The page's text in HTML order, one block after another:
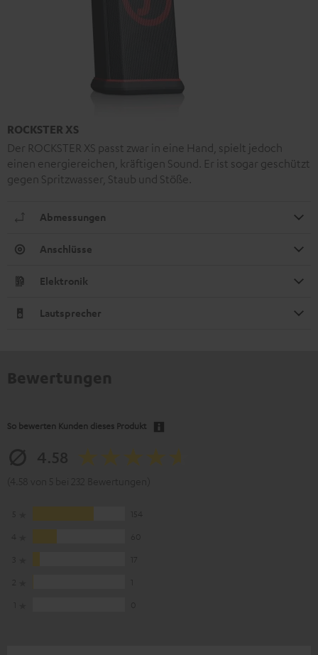
ROCKSTER XS
Der ROCKSTER XS passt zwar in eine Hand, spielt jedoch
einen energiereichen, kräftigen Sound. Er ist sogar geschützt
gegen Spritzwasser, Staub und Stöße.
Abmessungen
Anschlüsse
Elektronik
Lautsprecher
So bewerten Kunden dieses Produkt